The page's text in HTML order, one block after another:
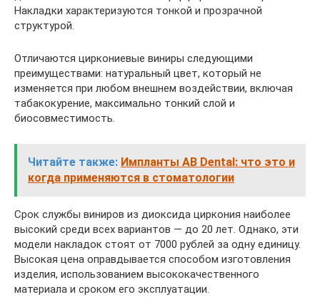
Накладки характеризуются тонкой и прозрачной
структурой.
Отличаются циркониевые виниры следующими
преимуществами: натуральный цвет, который не
изменяется при любом внешнем воздействии, включая
табакокурение, максимально тонкий слой и
биосовместимость.
Читайте также: Импланты AB Dental: что это и
когда применяются в стоматологии
Срок службы виниров из диоксида циркония наиболее
высокий среди всех вариантов — до 20 лет. Однако, эти
модели накладок стоят от 7000 рублей за одну единицу.
Высокая цена оправдывается способом изготовления
изделия, использованием высококачественного
материала и сроком его эксплуатации.